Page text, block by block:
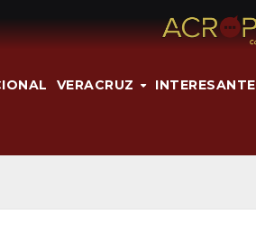
VERACRUZ INTERESANTE